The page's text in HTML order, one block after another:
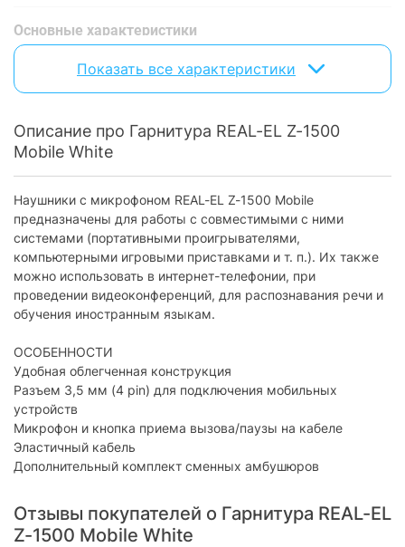
Основные характеристики
Частотный диапазон:
Чувствительность:
100 дБ ± 3 дБ
Сопротивление наушников:
Акустическое оформление:
Тип излучателя: динамический
Проводное подключение
1.2 м
Форма штекера:
прямой штекер
3.5 мм (mini-jack):
есть
Питание
Питание: через интерфейсный разъем
Микрофон
Наличие микрофона:
Чувствительность
микрофона:
-42 дБ ± 3 дБ
Показать все характеристики
Описание про Гарнитура REAL-EL Z-1500
Mobile White
Наушники с микрофоном REAL-EL Z-1500 Mobile
предназначены для работы с совместимыми с ними
системами (портативными проигрывателями,
компьютерными игровыми приставками и т. п.). Их также
можно использовать в интернет-телефонии, при
проведении видеоконференций, для распознавания речи и
обучения иностранным языкам.
ОСОБЕННОСТИ
Удобная облегченная конструкция
Разъем 3,5 мм (4 pin) для подключения мобильных
устройств
Микрофон и кнопка приема вызова/паузы на кабеле
Эластичный кабель
Дополнительный комплект сменных амбушюров
Отзывы покупателей о Гарнитура REAL-EL
Z-1500 Mobile White